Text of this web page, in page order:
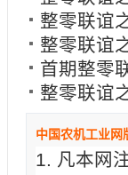
整零联谊
整零联谊
首期整零
整零联谊
中国农机工业网
1. 凡本网